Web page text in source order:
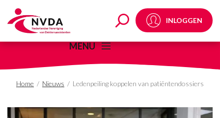
Ledenpeiling INLOGGEN
MENU
Home / Nieuws / Ledenpeiling koppelen van patiëntendossiers